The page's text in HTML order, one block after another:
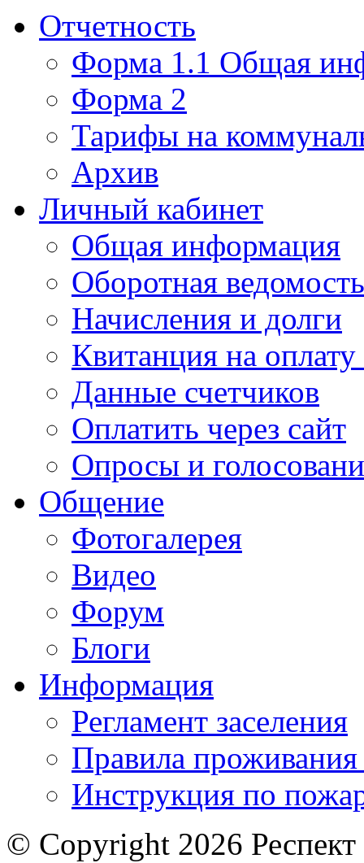
Отчетность
Форма 1.1 Общая
Форма 2
Тарифы на
Архив
Личный кабинет
Общая информация
Оборотная ведомость
Начисления и долги
Квитанция на
Данные счетчиков
Оплатить через сайт
Опросы и
Общение
Фотогалерея
Видео
Форум
Блоги
Информация
Регламент заселения
Правила
Инструкция по
© Copyright 2026 Респект